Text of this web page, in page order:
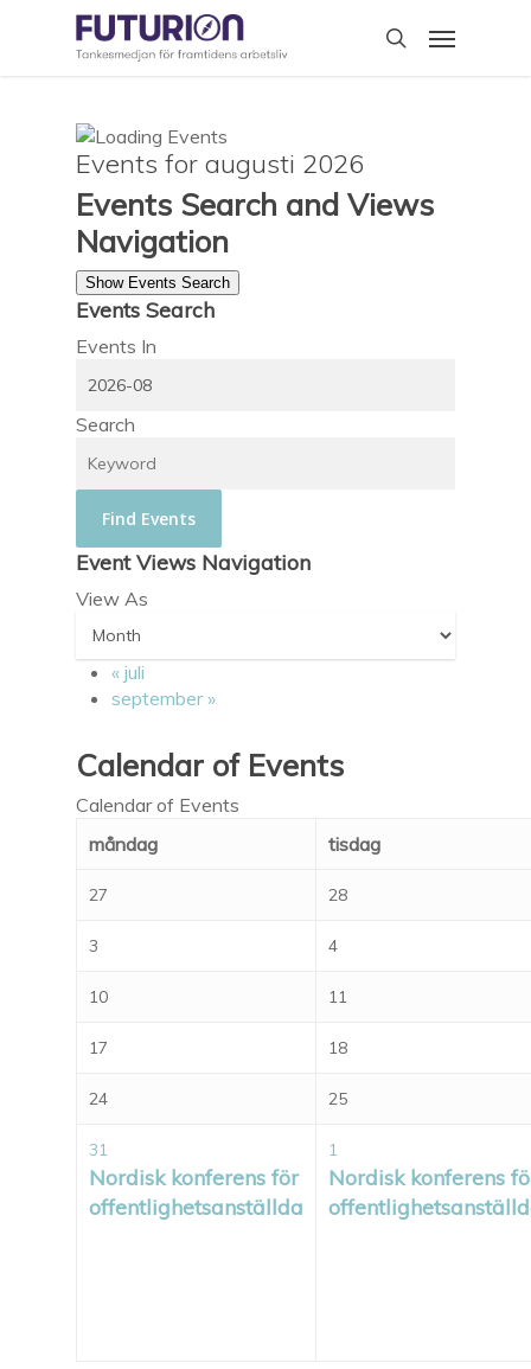
search
Menu
Events for augusti 2026
Events Search and Views
Navigation
Show Events Search
Events Search
Events In
Search
Event Views Navigation
View As
« juli
september»
Calendar of Events
Calendar of Events
måndag
tisdag
27 28
3 4
10 11
17 18
24 25
31
Nordisk konferens för
offentlighetsanställda
1
Nordisk konferens